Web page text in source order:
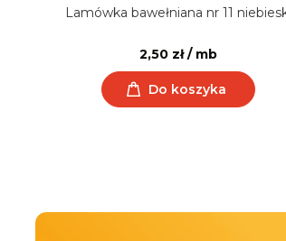
Lamówka bawełniana nr 11
2,50 zł / mb
Do koszyka